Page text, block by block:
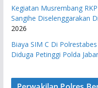
Kegiatan Musrembang
Sangihe Diselenggarakan
2026
Biaya SIM C Di
Diduga Petinggi Polda